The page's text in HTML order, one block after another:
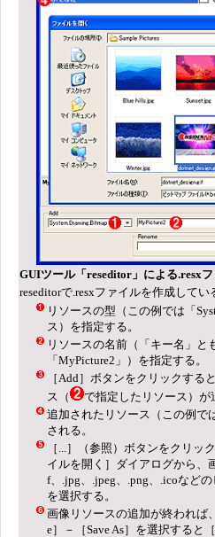
GUIツール「reseditor」による.resx
reseditorで.resxファイルを作成してい
リソースの型（この例では「
ス）を指定する。
リソースの名前（「キー名」と
「MyPicture2」）を指定する。
［Add］ボタンをクリックする
ス（
で指定したリソース）が
追加されたリソース（この例で
される。
［...］（参照）ボタンをクリッ
イルを開く］ダイアログから、
f、.jpg、.jpeg、.png、.icoなどの
を選択する。
画像リソースの追加が終われば
e］－［Save As］を選択すると